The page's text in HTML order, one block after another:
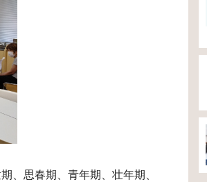
、思春期、青年期、壮年期、